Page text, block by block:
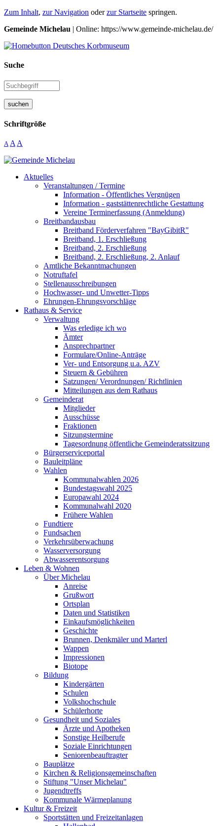
Zum Inhalt, zur Navigation oderzur Startseite springen.
Gemeinde Michelau | Online: https://www.gemeinde-michelau.de/
Suche
suchen
Schriftgröße
A A A
Aktuelles
Veranstaltungen / Termine
Information - Öffentliches Vergnügen
Information - gaststättenrechtliche Gestattung
Vereine Terminerfassung (Anmeldung)
Breitbandausbau
Breitband Förderverfahren "BayGibitR"
Breitband, 1. Erschließung
Breitband, 2. Erschließung
Breitband, 2. Erschließung, 2. Anlauf
Amtliche Bekanntmachungen
Notruftafel
Stellenausschreibungen
Hochwasser- und Unwetter-Tipps
Ehrungen-Ehrungsvorschläge
Rathaus & Service
Verwaltung
Was erledige ich wo
Ämter
Ansprechpartner
Formulare/Online-Anträge
Ver- und Entsorgung u.a. AZV
Steuern & Gebühren
Satzungen/ Verordnungen/ Richtlinien
Mitteilungen aus dem Rathaus
Gemeinderat
Mitglieder
Ausschüsse
Fraktionen
Sitzungstermine
Tagesordnung öffentliche Gemeinderatssitzung
Bürgerserviceportal
Bauleitpläne
Wahlen
Kommunalwahlen 2026
Bundestagswahl 2025
Europawahl 2024
Kommunalwahl 2020
Frühere Wahlen
Fundtiere
Fundsachen
Verkehrsüberwachung
Wasserversorgung
Abwasserentsorgung
Leben & Wohnen
Über Michelau
Anreise
Grußwort
Ortsplan
Daten und Statistiken
Einkaufsmöglichkeiten
Geschichte
Brunnen, Denkmäler und Marterl
Wappen
Impressionen
Biotope
Bildung
Kindergärten
Schulen
Volkshochschule
Schülerhorte
Gesundheit und Soziales
Ärzte und Apotheken
Sonstige Heilberufe
Soziale Einrichtungen
Seniorenbeauftragter
Bauplätze
Kirchen & Religionsgemeinschaften
Stiftung "Unser Michelau"
Jugendtreffs
Kommunale Wärmeplanung
Kultur & Freizeit
Sportstätten und Freizeitanlagen